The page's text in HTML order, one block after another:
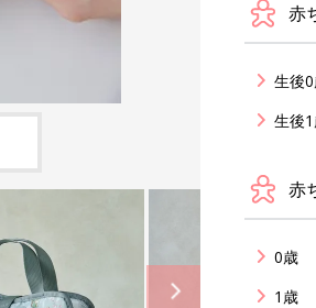
赤
生後
生後1
赤
0歳
1歳